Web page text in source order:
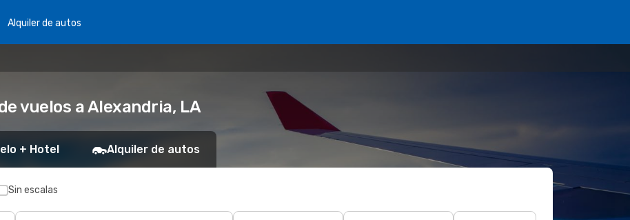
Alquiler de autos
vuelos a Alexandria, LA
+ Hotel Alquiler de autos
Sin escalas